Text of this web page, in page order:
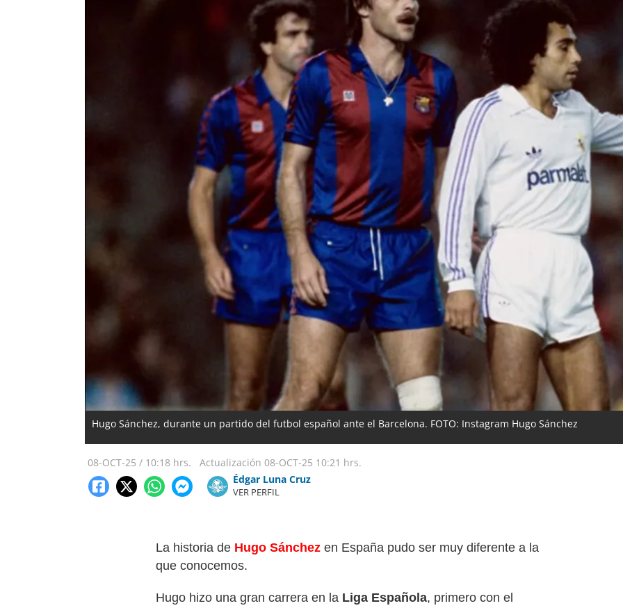
Hugo Sánchez, durante un partido del futbol español ante el Barcelona. FOTO: Instagram Hugo Sánchez
08-OCT-25 / 10:18 hrs. Actualización 08-OCT-25 10:21 hrs.
Édgar Luna Cruz
VER PERFIL
La historia de Hugo Sánchez en España pudo ser muy diferente a la
que conocemos.
Hugo hizo una gran carrera en la Liga Española, primero con el